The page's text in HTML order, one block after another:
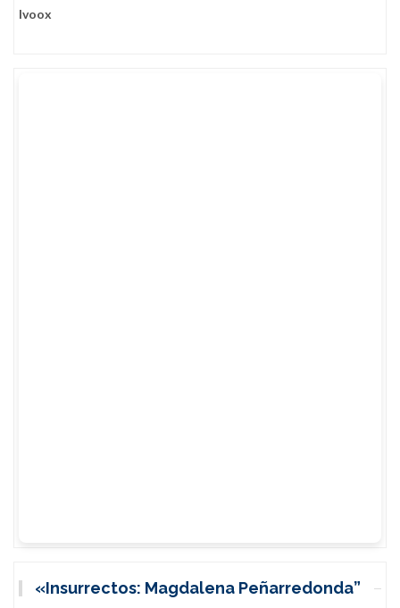
Ivoox
«Insurrectos: Magdalena Peñarredonda”